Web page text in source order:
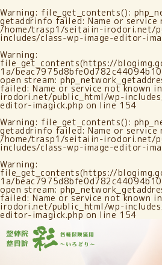
Warning : file_get_contents():
getaddrinfo failed: Name or service
/home/trasp1/seitaiin-irodori.net/
includes/class-wp-image-editor-
Warning :
file_get_contents(https://
1a/
open stream:
failed: Name or service not known in
irodori.net/public_html/wp-
editor-imagick.phpon line 154
Warning : file_get_contents():
getaddrinfo failed: Name or service
/home/trasp1/seitaiin-irodori.net/
includes/class-wp-image-editor-
Warning :
file_get_contents(https://
1a/
open stream:
failed: Name or service not known in
irodori.net/public_html/wp-
editor-imagick.phpon line 154